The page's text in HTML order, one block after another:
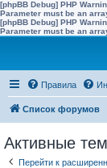
[phpBB Debug] PHP
Parameter must be an
[phpBB Debug] PHP
Parameter must be an
Правила
Список форумов
Активные
Перейти к